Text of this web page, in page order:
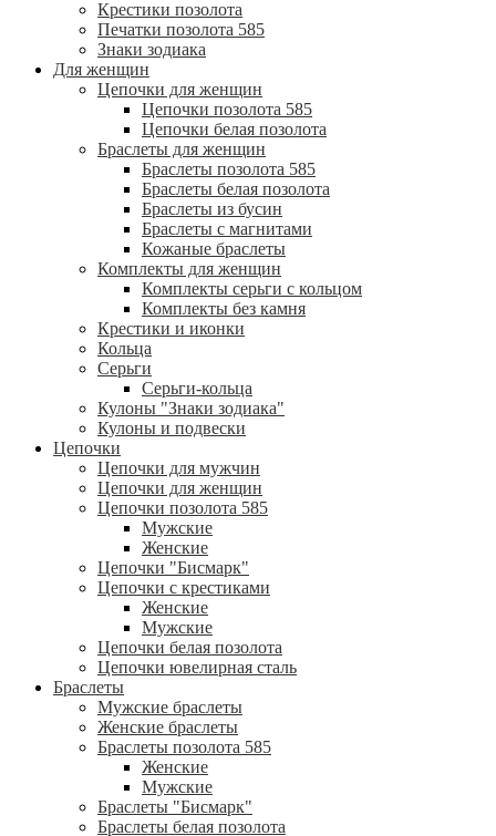
Крестики позолота
Печатки позолота 585
Знаки зодиака
Для женщин
Цепочки для женщин
Цепочки позолота 585
Цепочки белая позолота
Браслеты для женщин
Браслеты позолота 585
Браслеты белая позолота
Браслеты из бусин
Браслеты с магнитами
Кожаные браслеты
Комплекты для женщин
Комплекты серьги с кольцом
Комплекты без камня
Крестики и иконки
Кольца
Серьги
Серьги-кольца
Кулоны "Знаки зодиака"
Кулоны и подвески
Цепочки
Цепочки для мужчин
Цепочки для женщин
Цепочки позолота 585
Мужские
Женские
Цепочки "Бисмарк"
Цепочки с крестиками
Женские
Мужские
Цепочки белая позолота
Цепочки ювелирная сталь
Браслеты
Мужские браслеты
Женские браслеты
Браслеты позолота 585
Женские
Мужские
Браслеты "Бисмарк"
Браслеты белая позолота